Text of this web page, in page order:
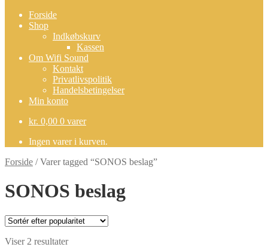
Forside
Shop
Indkøbskurv
Kassen
Om Wifi Sound
Kontakt
Privatlivspolitik
Handelsbetingelser
Min konto
kr. 0,00 0 varer
Ingen varer i kurven.
Forside /Varer tagged “SONOS beslag”
SONOS beslag
Viser 2 resultaterSorteret